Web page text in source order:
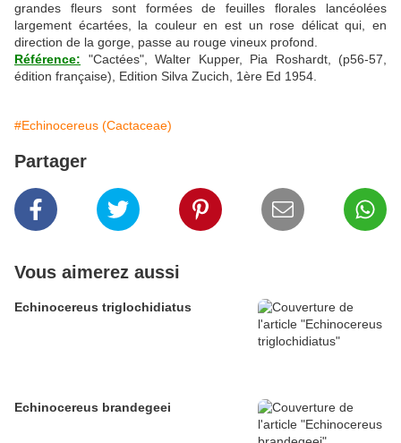
grandes fleurs sont formées de feuilles florales lancéolées
largement écartées, la couleur en est un rose délicat qui, en
direction de la gorge, passe au rouge vineux profond.
Référence: "Cactées", Walter Kupper, Pia Roshardt, (p56-57,
édition française), Edition Silva Zucich, 1ère Ed 1954.
#Echinocereus (Cactaceae)
Partager
Vous aimerez aussi
Echinocereus triglochidiatus
Echinocereus brandegeei